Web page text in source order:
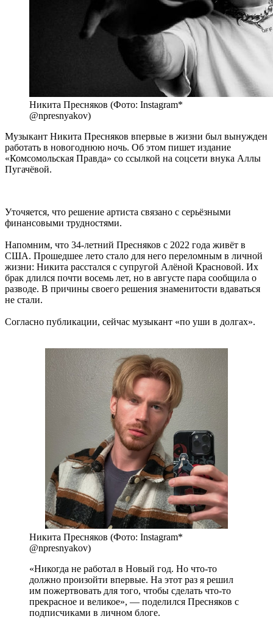
Никита Пресняков (Фото: Instagram*
@npresnyakov)
Музыкант Никита Пресняков впервые в жизни был вынужден
работать в новогоднюю ночь. Об этом пишет издание
«Комсомольская Правда» со ссылкой на соцсети внука Аллы
Пугачёвой.
Уточяется, что решение артиста связано с серьёзными
финансовыми трудностями.
Напомним, что 34-летний Пресняков с 2022 года живёт в
США. Прошедшее лето стало для него переломным в личной
жизни: Никита расстался с супругой Алёной Красновой. Их
брак длился почти восемь лет, но в августе пара сообщила о
разводе. В причины своего решения знаменитости вдаваться
не стали.
Согласно публикации, сейчас музыкант «по уши в долгах».
Никита Пресняков (Фото: Instagram*
@npresnyakov)
«Никогда не работал в Новый год. Но что-то
должно произойти впервые. На этот раз я решил
им пожертвовать для того, чтобы сделать что-то
прекрасное и великое», — поделился Пресняков с
подписчиками в личном блоге.